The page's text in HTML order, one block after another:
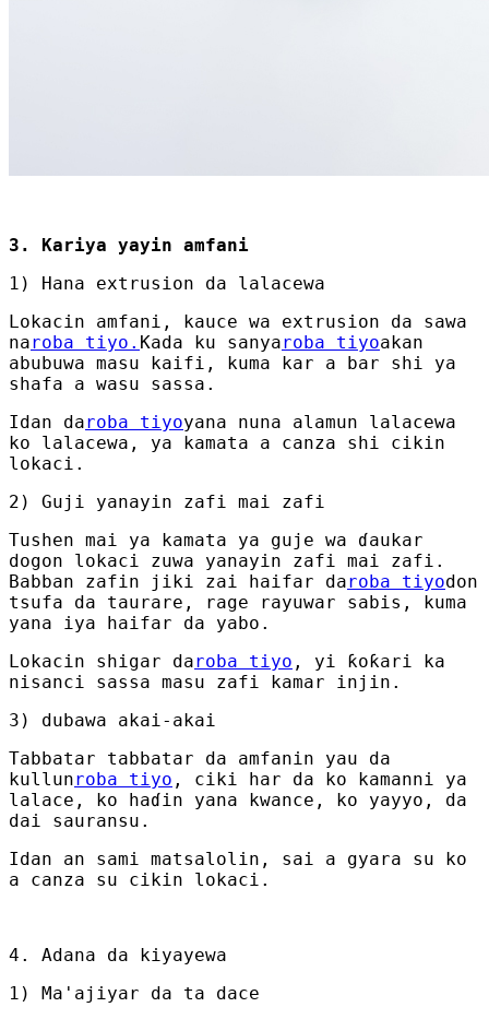
3. Kariya yayin amfani
1) Hana extrusion da lalacewa
Lokacin amfani, kauce wa extrusion da sawa
naroba tiyo. Kada ku sanyaroba tiyoakan
abubuwa masu kaifi, kuma kar a bar shi ya
shafa a wasu sassa.
Idan daroba tiyoyana nuna alamun lalacewa
ko lalacewa, ya kamata a canza shi cikin
lokaci.
2) Guji yanayin zafi mai zafi
Tushen mai ya kamata ya guje wa ɗaukar
dogon lokaci zuwa yanayin zafi mai zafi.
Babban zafin jiki zai haifar daroba tiyodon
tsufa da taurare, rage rayuwar sabis, kuma
yana iya haifar da yabo.
Lokacin shigar daroba tiyo , yi ƙoƙari ka
nisanci sassa masu zafi kamar injin.
3) dubawa akai-akai
Tabbatar tabbatar da amfanin yau da
kullunroba tiyo , ciki har da ko kamanni ya
lalace, ko haɗin yana kwance, ko yayyo, da
dai sauransu.
Idan an sami matsalolin, sai a gyara su ko
a canza su cikin lokaci.
4. Adana da kiyayewa
1) Ma'ajiyar da ta dace